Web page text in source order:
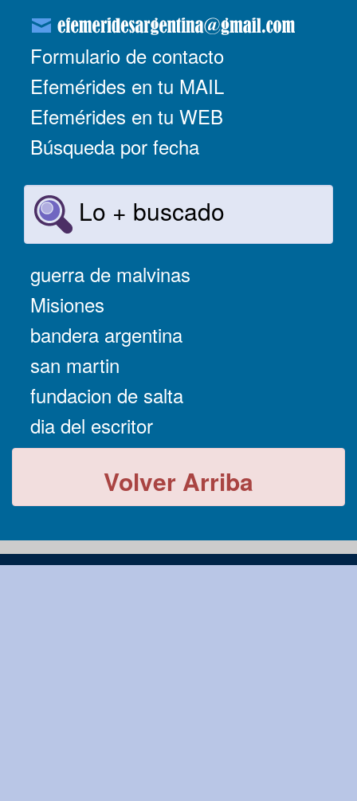
Formulario de contacto
Efemérides en tu MAIL
Efemérides en tu WEB
Búsqueda por fecha
Lo + buscado
guerra de malvinas
Misiones
bandera argentina
san martin
fundacion de salta
dia del escritor
Volver Arriba